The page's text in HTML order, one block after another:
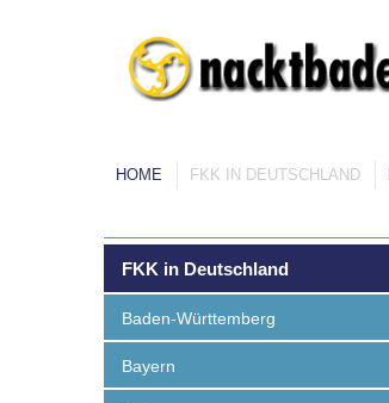
HOME FKK IN DEUTSCHLAND
FKK in Deutschland
Baden-Württemberg
Bayern